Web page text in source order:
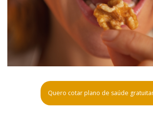
Quero cotar plano de saúde